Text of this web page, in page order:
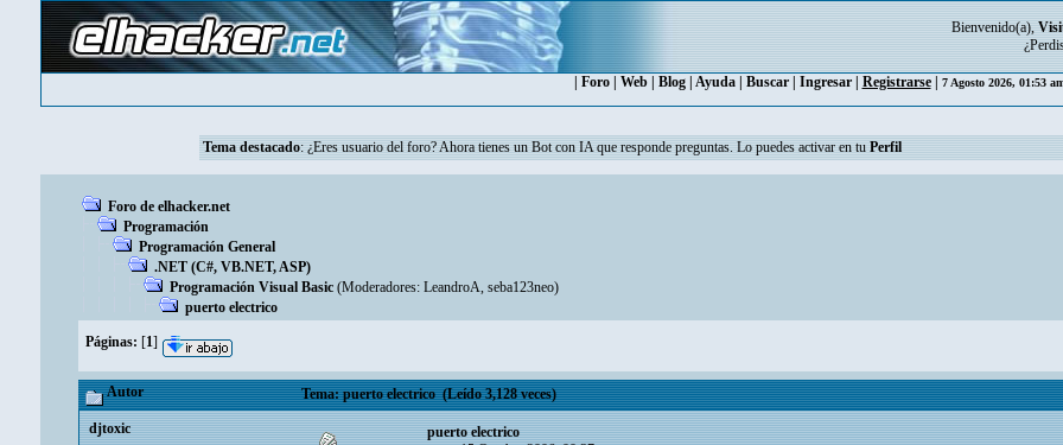
Bienvenido(a),
Foro| Web| Blog| Ayuda| Buscar| Ingresar| Registrarse| 7 Agosto 2026, 01:53
Tema destacado: ¿Eres usuario del foro? Ahora tienes un Bot con IA que responde preguntas. Lo puedes activar en tu Perfil
Foro de elhacker.net
Programación
Programación General
.NET (C#, VB.NET, ASP)
Programación Visual Basic (Moderadores: LeandroA, seba123neo)
puerto electrico
Páginas: [1]
Autor Tema: puerto electrico (Leído 3,128 veces)
djtoxic
puerto electrico